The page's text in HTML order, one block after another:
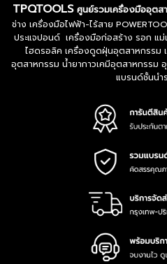
TPQTOOLS ศูนย์รวมเครื่องมืออุตส
ช่าง เครื่องมือไฟฟ้า-ไร้สาย
ประแจปอนด์ เครื่องมือก่อสร้าง รอก แ
ไฮดรอลิค เครื่องดูดฝุ่นอุตสาหกรรม
อุตสาหกรรม น้ำยากาวเคมีอุตสาหกรรม
แบรนด์ชั้นนำ